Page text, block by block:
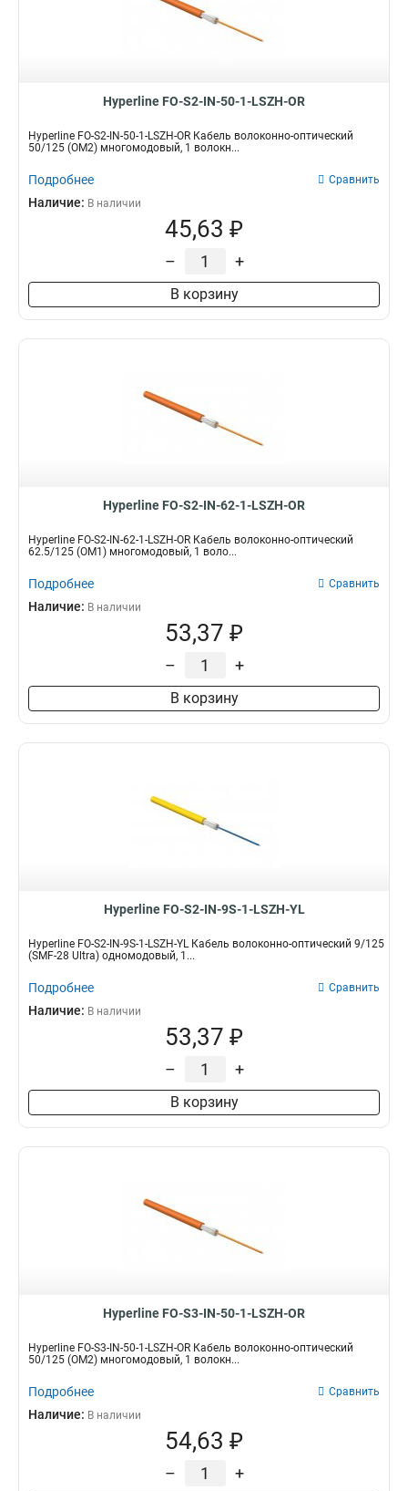
Hyperline FO-S2-IN-50-1-LSZH-OR
Hyperline FO-S2-IN-50-1-LSZH-OR Кабель волоконно-оптический
50/125 (OM2) многомодовый, 1 волокн...
Подробнее Сравнить
Наличие: В наличии
45,63 ₽
– +
В корзину
Hyperline FO-S2-IN-62-1-LSZH-OR
Hyperline FO-S2-IN-62-1-LSZH-OR Кабель волоконно-оптический
62.5/125 (OM1) многомодовый, 1 воло...
Подробнее Сравнить
Наличие: В наличии
53,37 ₽
– +
В корзину
Hyperline FO-S2-IN-9S-1-LSZH-YL
Hyperline FO-S2-IN-9S-1-LSZH-YL Кабель волоконно-оптический 9/125
(SMF-28 Ultra) одномодовый, 1...
Подробнее Сравнить
Наличие: В наличии
53,37 ₽
– +
В корзину
Hyperline FO-S3-IN-50-1-LSZH-OR
Hyperline FO-S3-IN-50-1-LSZH-OR Кабель волоконно-оптический
50/125 (OM2) многомодовый, 1 волокн...
Подробнее Сравнить
Наличие: В наличии
54,63 ₽
– +